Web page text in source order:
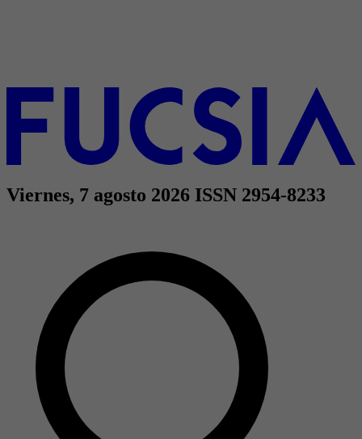
Viernes, 7 agosto 2026 ISSN 2954-8233